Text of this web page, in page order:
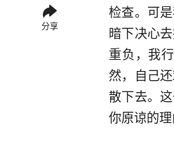
分享
检查。可
暗下决心
重负，我
然，自己
散下去。
你原谅的理